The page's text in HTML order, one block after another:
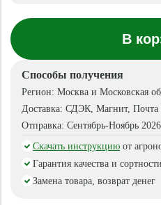
В
Способы получения
Регион: Москва и Московская
Доставка: СДЭК, Магнит, Почта
Отправка: Сентябрь-Ноябрь
Скачать инструкцию от
Гарантия качества и сортности
Замена товара, возврат денег